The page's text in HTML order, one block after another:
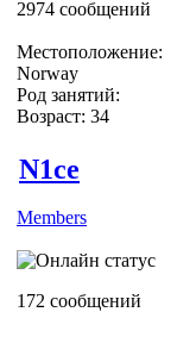
2974 сообщений
Местоположение:
Norway
Род занятий:
Возраст: 34
N1ce
Members
172 сообщений